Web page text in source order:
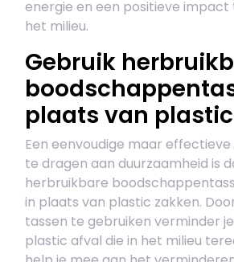
energie en een positieve
het milieu.
Gebruik
plaats van
Een eenvoudige maar
te dragen aan duurzaamheid is
herbruikbare
in plaats van plastic zakken.
tassen te gebruiken verminder
plastic afval die in het milieu